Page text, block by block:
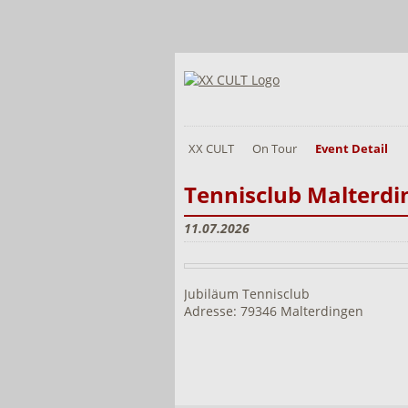
XX CULT On Tour Event Detail
Tennisclub
11.07.2026
Jubiläum Tennisclub
Adresse: 79346 Malterdingen